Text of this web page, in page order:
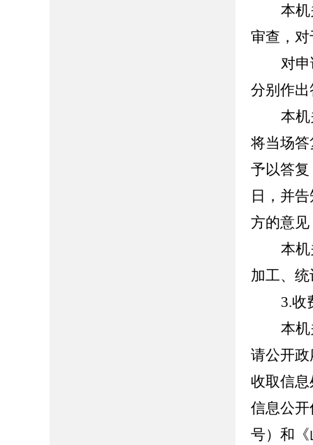
本
审查，
对
分别作
本
将当场
予以答
日，并
方的意
本
加工、
3.收
本
请公开
收取信
信息公
号）和